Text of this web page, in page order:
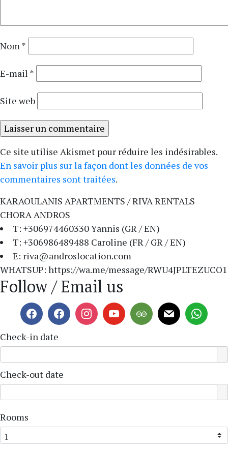
Nom*
E-mail *
Site web
Ce site utilise Akismet pour réduire les indésirables.
En savoir plus sur la façon dont les données de vos
commentaires sont traitées.
KARAOULANIS APARTMENTS / RIVA RENTALS
CHORA ANDROS
T: +306974460330 Yannis (GR / EN)
T: +306986489488 Caroline (FR / GR / EN)
E: riva@androslocation.com
WHATSUP: https://wa.me/message/RWU4JPLTEZUCO1
Follow / Email us
Check-in date
Check-out date
Rooms